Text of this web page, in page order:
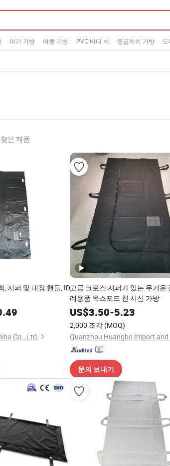
여가 가방 여행 가방 PVC 바디 백 응급처치 가방
은 제품
, 지퍼 및 내장 핸들, ID
Co., Ltd.
고급 크로스 지퍼가 있는 무거운
례용품 옥스포드 천 시신 가방
US$3.50-5.23
2,000 조각 (MOQ)
문의 보내기